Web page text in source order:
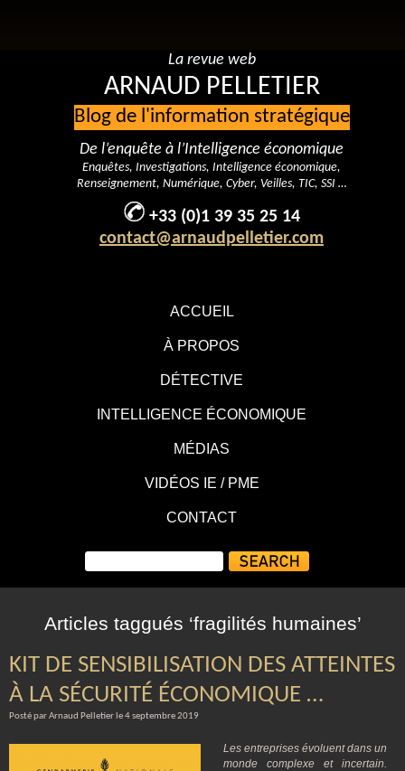
ACCUEIL
À PROPOS
DÉTECTIVE
INTELLIGENCE ÉCONOMIQUE
MÉDIAS
VIDÉOS IE / PME
CONTACT
La revue web
ARNAUD PELLETIER
Blog de l'information stratégique
De l’enquête à l’Intelligence économique
Enquêtes, Investigations, Intelligence économique,
Renseignement, Numérique, Cyber, Veilles, TIC, SSI …
+33 (0)1 39 35 25 14
contact@arnaudpelletier.com
Articles taggués ‘fragilités humaines’
KIT DE SENSIBILISATION DES ATTEINTES
À LA SÉCURITÉ ÉCONOMIQUE …
Posté par Arnaud Pelletier le 4 septembre 2019
Les entreprises évoluent dans un
monde complexe et incertain.